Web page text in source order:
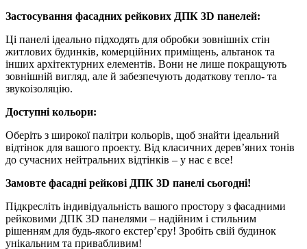
Застосування фасадних рейкових ДПК 3D панелей:
Ці панелі ідеально підходять для обробки зовнішніх стін
житлових будинків, комерційних приміщень, альтанок та
інших архітектурних елементів. Вони не лише покращують
зовнішній вигляд, але й забезпечують додаткову тепло- та
звукоізоляцію.
Доступні кольори:
Оберіть з широкої палітри кольорів, щоб знайти ідеальний
відтінок для вашого проекту. Від класичних дерев’яних тонів
до сучасних нейтральних відтінків – у нас є все!
Замовте фасадні рейкові ДПК 3D панелі сьогодні!
Підкресліть індивідуальність вашого простору з фасадними
рейковими ДПК 3D панелями – надійним і стильним
рішенням для будь-якого екстер’єру! Зробіть свій будинок
унікальним та привабливим!